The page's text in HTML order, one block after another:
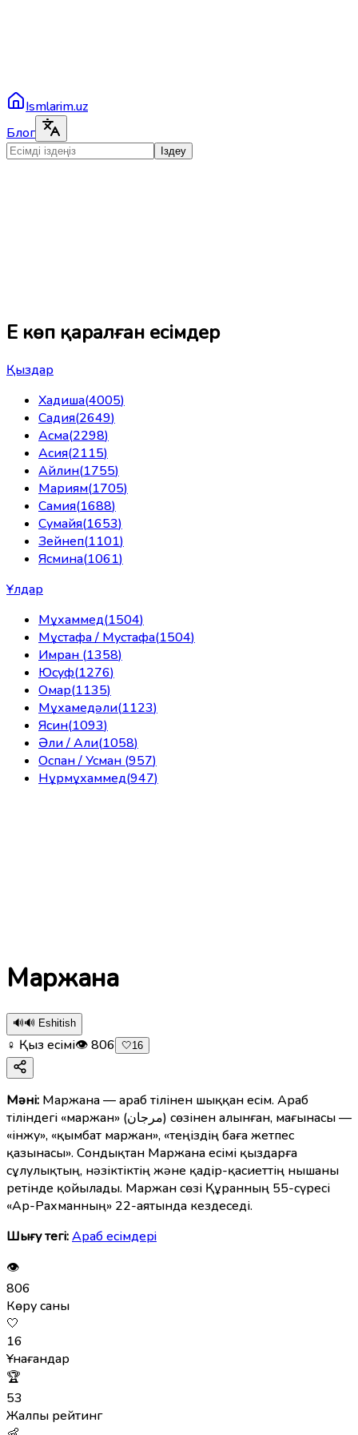
Ismlarim.uz
Блог
Іздеу
Ең көп қаралған есімдер
Қыздар
Хадиша(4005)
Садия(2649)
Асма(2298)
Асия(2115)
Айлин(1755)
Мариям(1705)
Самия(1688)
Сумайя(1653)
Зейнеп(1101)
Ясмина(1061)
Ұлдар
Мұхаммед(1504)
Мұстафа / Мустафа(1504)
Имран (1358)
Юсуф(1276)
Омар(1135)
Мұхамедәли(1123)
Ясин(1093)
Әли / Али(1058)
Оспан / Усман (957)
Нұрмұхаммед(947)
Маржана
🔊🔊 Eshitish
♀ Қыз есімі👁806 🤍16
Мәні: Маржана — араб тілінен шыққан есім. Араб
тіліндегі «маржан» (مرجان) сөзінен алынған, мағынасы —
«інжу», «қымбат маржан», «теңіздің баға жетпес
қазынасы». Сондықтан Маржана есімі қыздарға
сұлулықтың, нәзіктіктің және қадір-қасиеттің нышаны
ретінде қойылады. Маржан сөзі Құранның 55-сүресі
«Ар-Рахманның» 22-аятында кездеседі.
Шығу тегі:Араб есімдерi
👁
806
Көру саны
🤍
16
Ұнағандар
🏆
53
Жалпы рейтинг